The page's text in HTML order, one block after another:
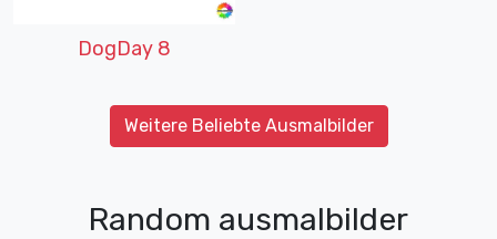
DogDay 8
Weitere Beliebte Ausmalbilder
Random ausmalbilder